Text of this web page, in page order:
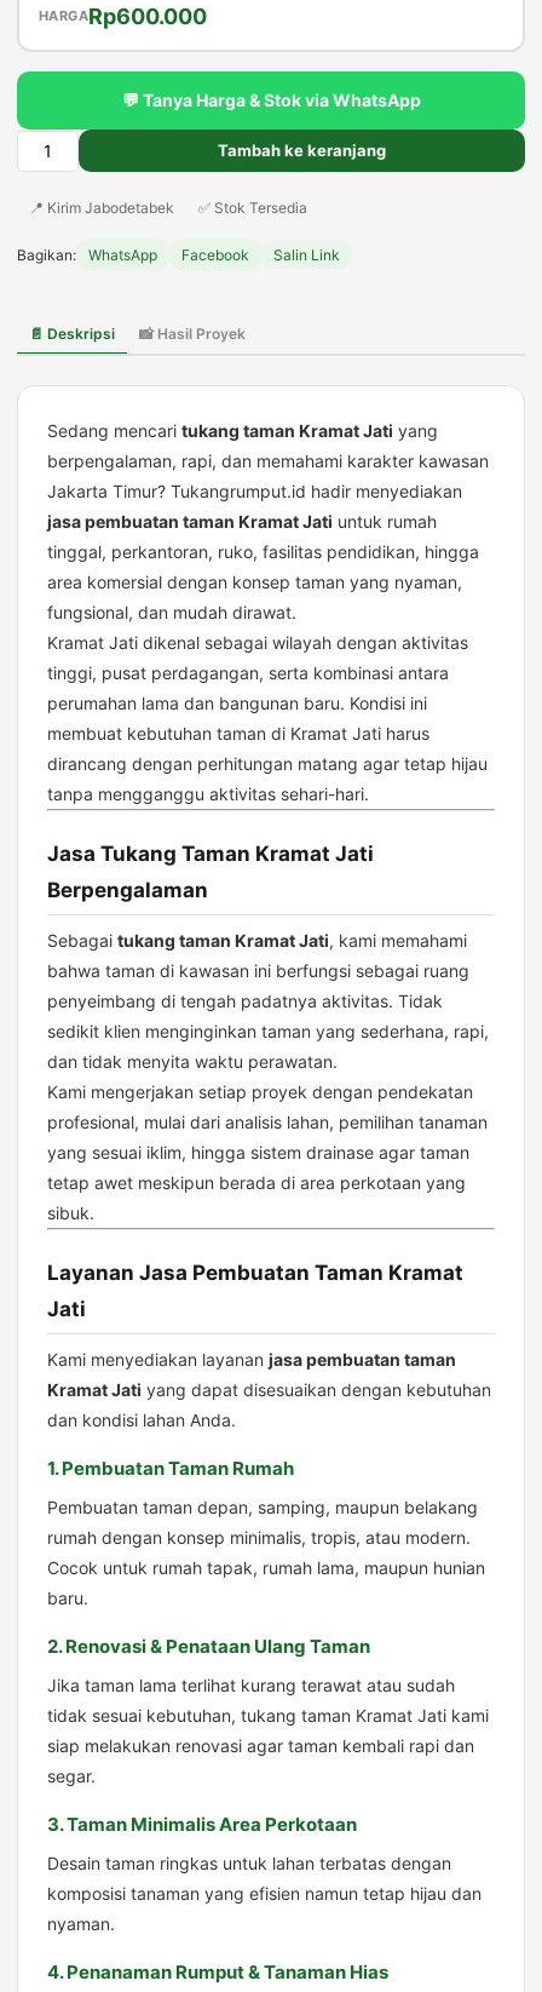
HARGAHarga
aslinya
Rp650.000.
Rp600.000Harga
saat
adalah:
Rp600.000.
💬 Tanya Harga & Stok via WhatsApp
Kuantitas
Taman
Jati
Pembuatan
Kramat
Tambah ke keranjang
📍 Kirim Jabodetabek ✅ Stok Tersedia
Bagikan: WhatsApp Facebook Salin Link
📄 Deskripsi 📸 Hasil Proyek
Sedang mencari tukang taman Kramat Jati yang
berpengalaman, rapi, dan memahami karakter kawasan
Jakarta Timur? Tukangrumput.id hadir menyediakan
jasa pembuatan taman Kramat Jati untuk rumah
tinggal, perkantoran, ruko, fasilitas pendidikan, hingga
area komersial dengan konsep taman yang nyaman,
fungsional, dan mudah dirawat.
Kramat Jati dikenal sebagai wilayah dengan aktivitas
tinggi, pusat perdagangan, serta kombinasi antara
perumahan lama dan bangunan baru. Kondisi ini
membuat kebutuhan taman di Kramat Jati harus
dirancang dengan perhitungan matang agar tetap hijau
tanpa mengganggu aktivitas sehari-hari.
Jasa Tukang Taman Kramat Jati
Berpengalaman
Sebagai tukang taman Kramat Jati, kami memahami
bahwa taman di kawasan ini berfungsi sebagai ruang
penyeimbang di tengah padatnya aktivitas. Tidak
sedikit klien menginginkan taman yang sederhana, rapi,
dan tidak menyita waktu perawatan.
Kami mengerjakan setiap proyek dengan pendekatan
profesional, mulai dari analisis lahan, pemilihan tanaman
yang sesuai iklim, hingga sistem drainase agar taman
tetap awet meskipun berada di area perkotaan yang
sibuk.
Layanan Jasa Pembuatan Taman Kramat
Jati
Kami menyediakan layanan jasa pembuatan taman
Kramat Jati yang dapat disesuaikan dengan kebutuhan
dan kondisi lahan Anda.
1. Pembuatan Taman Rumah
Pembuatan taman depan, samping, maupun belakang
rumah dengan konsep minimalis, tropis, atau modern.
Cocok untuk rumah tapak, rumah lama, maupun hunian
baru.
2. Renovasi & Penataan Ulang Taman
Jika taman lama terlihat kurang terawat atau sudah
tidak sesuai kebutuhan, tukang taman Kramat Jati kami
siap melakukan renovasi agar taman kembali rapi dan
segar.
3. Taman Minimalis Area Perkotaan
Desain taman ringkas untuk lahan terbatas dengan
komposisi tanaman yang efisien namun tetap hijau dan
nyaman.
4. Penanaman Rumput & Tanaman Hias